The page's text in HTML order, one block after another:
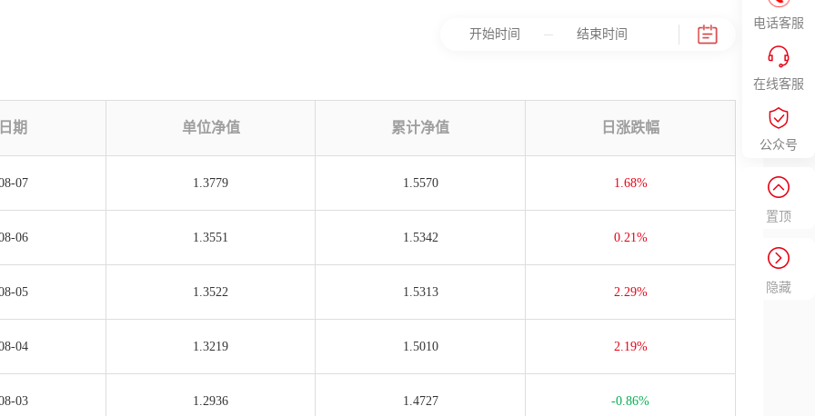
电话客服
在线客服
公众号
置顶
隐藏
期 单位净值 累计净值 日涨跌幅
07 1.3779 1.5570 1.68%
06 1.3551 1.5342 0.21%
05 1.3522 1.5313 2.29%
04 1.3219 1.5010 2.19%
03 1.2936 1.4727 -0.86%